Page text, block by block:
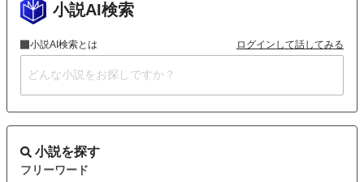
小説AI検索
小説AI検索とは ログインして話してみる
小説を探す
フリーワード